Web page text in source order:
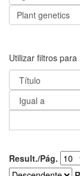
Utilizar filtros
Result./Pág.